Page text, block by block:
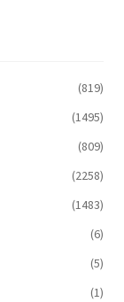
(819)
(1495)
(809)
(2258)
(1483)
(6)
(5)
(1)